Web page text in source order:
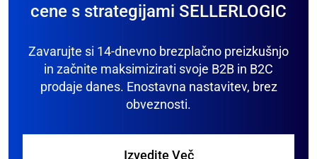
cene s strategijami SELLERLOGIC
Zavarujte si 14-dnevno brezplačno preizkušnjo
in začnite maksimizirati svoje B2B in B2C
prodaje danes. Enostavna nastavitev, brez
obveznosti.
Izvedite Več